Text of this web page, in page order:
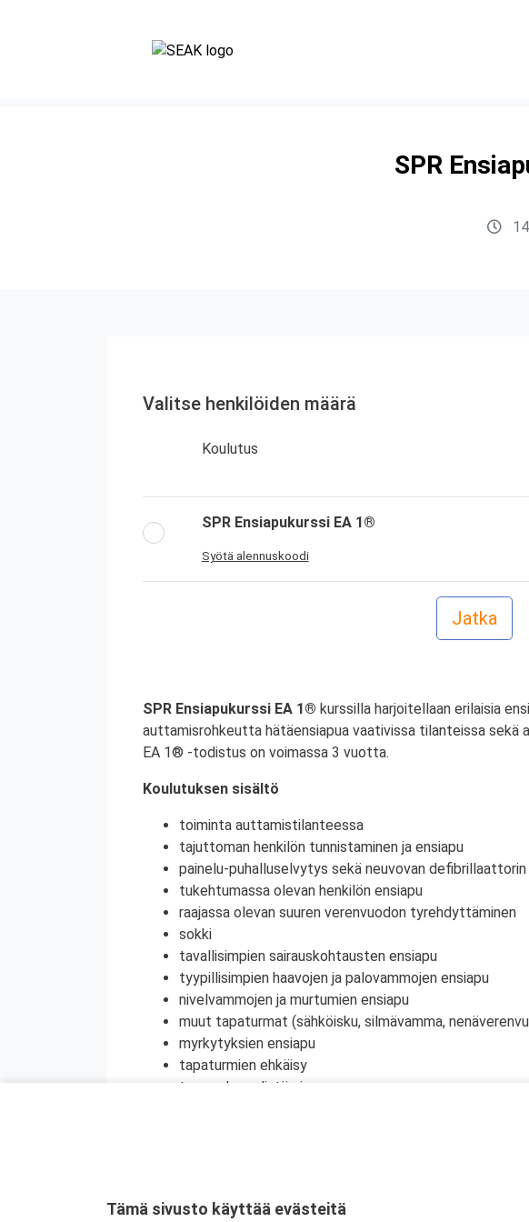
SPR
Valitse henkilöiden määrä
Koulutus
SPR Ensiapukurssi EA 1®
Syötä alennuskoodi
SPR Ensiapukurssi EA 1® kurssilla harjoitellaan erilaisia
auttamisrohkeutta hätäensiapua vaativissa tilanteissa sekä
EA 1® -todistus on voimassa 3 vuotta.
Koulutuksen sisältö
toiminta auttamistilanteessa
tajuttoman henkilön tunnistaminen ja ensiapu
painelu-puhalluselvytys sekä neuvovan
tukehtumassa olevan henkilön ensiapu
raajassa olevan suuren verenvuodon tyrehdyttäminen
sokki
tavallisimpien sairauskohtausten ensiapu
tyypillisimpien haavojen ja palovammojen ensiapu
nivelvammojen ja murtumien ensiapu
muut tapaturmat (sähköisku, silmävamma,
myrkytyksien ensiapu
tapaturmien ehkäisy
terveyden edistäminen
Kyseessä on etäkoulutus. Koulutus tapahtuu Microsoft
Tämä sivusto käyttää evästeitä